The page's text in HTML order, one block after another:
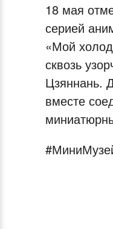
18 мая
серией
«Мой
сквозь
Цзяннань.
вместе